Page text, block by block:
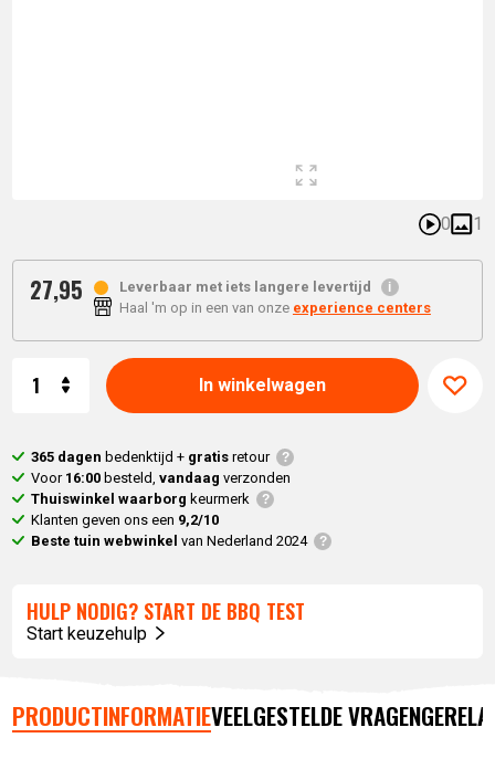
0 1
27,95
Leverbaar met iets langere levertijd
Haal 'm op in een van onze experience centers
In winkelwagen
365 dagen bedenktijd + gratisretour
Voor 16:00 besteld,vandaag verzonden
Thuiswinkel waarborg keurmerk
Klanten geven ons een 9,2/10
Beste tuin webwinkel van Nederland 2024
HULP NODIG? START DE BBQ TEST
Start keuzehulp
PRODUCTINFORMATIEVEELGESTELDE VRAGEN